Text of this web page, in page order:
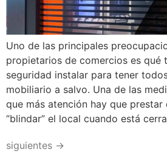
Uno de las principales
propietarios de comercios es qué
seguridad instalar para tener
mobiliario a salvo. Una de las
que más atención hay que prestar
“blindar” el local cuando está
siguientes →